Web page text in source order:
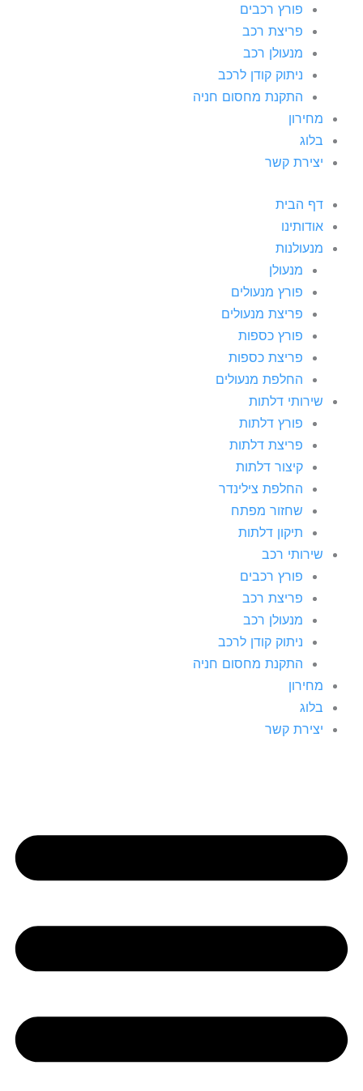
פורץ רכבים
פריצת רכב
מנעולן רכב
ניתוק קודן לרכב
התקנת מחסום חניה
מחירון
בלוג
יצירת קשר
דף הבית
אודותינו
מנעולנות
מנעולן
פורץ מנעולים
פריצת מנעולים
פורץ כספות
פריצת כספות
החלפת מנעולים
שירותי דלתות
פורץ דלתות
פריצת דלתות
קיצור דלתות
החלפת צילינדר
שחזור מפתח
תיקון דלתות
שירותי רכב
פורץ רכבים
פריצת רכב
מנעולן רכב
ניתוק קודן לרכב
התקנת מחסום חניה
מחירון
בלוג
יצירת קשר